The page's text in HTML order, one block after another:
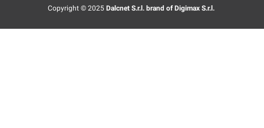
Copyright © 2025 Dalcnet S.r.l. brand of Digimax S.r.l.